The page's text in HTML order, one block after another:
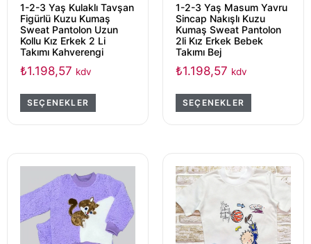
1-2-3 Yaş Kulaklı Tavşan
Figürlü Kuzu Kumaş
Sweat Pantolon Uzun
Kollu Kız Erkek 2 Li
Takımı Kahverengi
₺1.198,57 kdv
SEÇENEKLER
1-2-3 Yaş Masum Yavru
Sincap Nakışlı Kuzu
Kumaş Sweat Pantolon
2li Kız Erkek Bebek
Takımı Bej
₺1.198,57 kdv
SEÇENEKLER